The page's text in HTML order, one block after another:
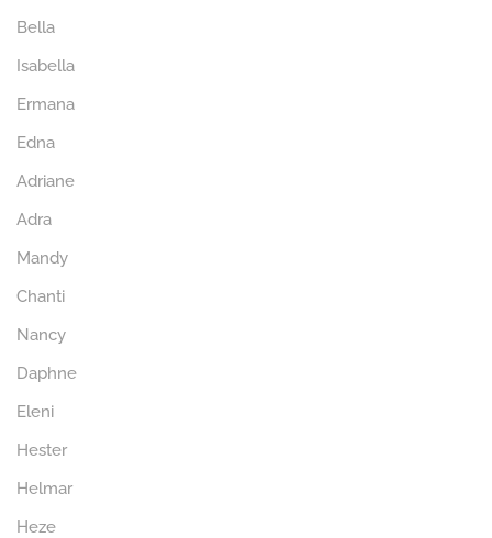
Bella
Isabella
Ermana
Edna
Adriane
Adra
Mandy
Chanti
Nancy
Daphne
Eleni
Hester
Helmar
Heze